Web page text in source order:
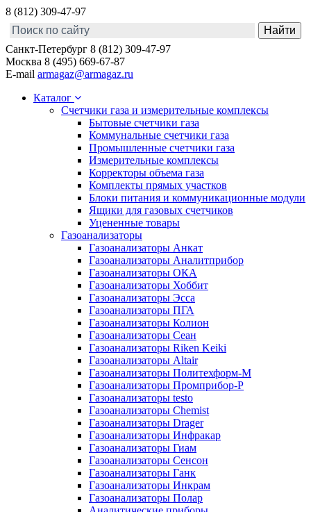
8 (812) 309-47-97
Санкт-Петербург 8 (812) 309-47-97
Москва 8 (495) 669-67-87
E-mail armagaz@armagaz.ru
Каталог
Счетчики газа и измерительные комплексы
Бытовые счетчики газа
Коммунальные счетчики газа
Промышленные счетчики газа
Измерительные комплексы
Корректоры объема газа
Комплекты прямых участков
Блоки питания и коммуникационные модули
Ящики для газовых счетчиков
Уцененные товары
Газоанализаторы
Газоанализаторы Анкат
Газоанализаторы Аналитприбор
Газоанализаторы ОКА
Газоанализаторы Хоббит
Газоанализаторы Эсса
Газоанализаторы ПГА
Газоанализаторы Колион
Газоанализаторы Сеан
Газоанализаторы Riken Keiki
Газоанализаторы Altair
Газоанализаторы Политехформ-М
Газоанализаторы Промприбор-Р
Газоанализаторы testo
Газоанализаторы Chemist
Газоанализаторы Drager
Газоанализаторы Инфракар
Газоанализаторы Гиам
Газоанализаторы Сенсон
Газоанализаторы Ганк
Газоанализаторы Инкрам
Газоанализаторы Полар